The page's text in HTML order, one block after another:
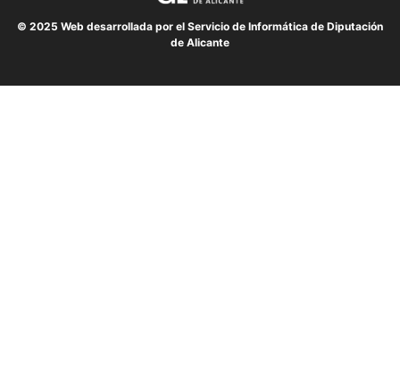
© 2025 Web desarrollada por el Servicio de Informática de Diputación
de Alicante